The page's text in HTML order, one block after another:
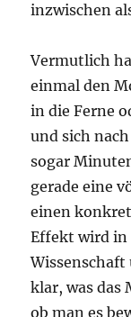
inzwischen
Vermutlich
einmal den
in die Ferne
und sich
sogar
gerade eine
einen
Effekt wird
klar, was das
ob man es